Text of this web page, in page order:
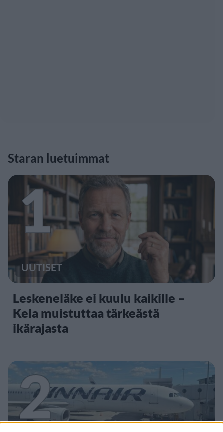
Staran luetuimmat
1
UUTISET
Leskeneläke ei kuulu kaikille –
Kela muistuttaa tärkeästä
ikärajasta
2